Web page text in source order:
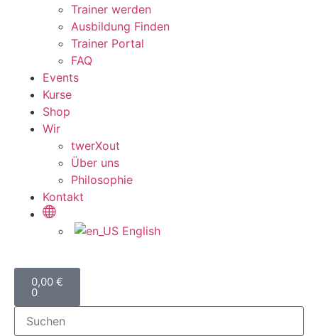
Trainer werden
Ausbildung Finden
Trainer Portal
FAQ
Events
Kurse
Shop
Wir
twerXout
Über uns
Philosophie
Kontakt
English
0,00 €
0